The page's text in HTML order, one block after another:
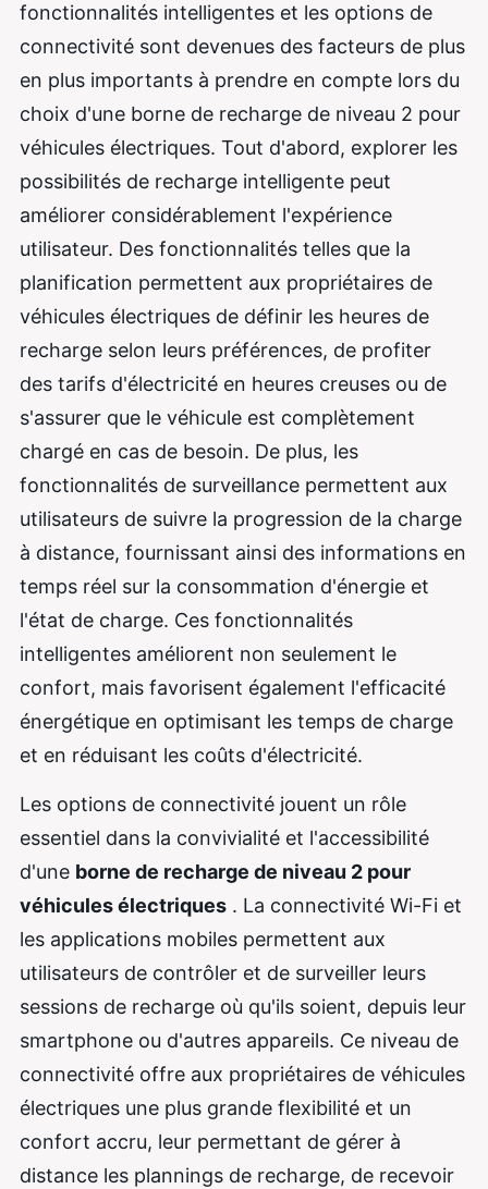
fonctionnalités intelligentes et les options de
connectivité sont devenues des facteurs de plus
en plus importants à prendre en compte lors du
choix d'une borne de recharge de niveau 2 pour
véhicules électriques. Tout d'abord, explorer les
possibilités de recharge intelligente peut
améliorer considérablement l'expérience
utilisateur. Des fonctionnalités telles que la
planification permettent aux propriétaires de
véhicules électriques de définir les heures de
recharge selon leurs préférences, de profiter
des tarifs d'électricité en heures creuses ou de
s'assurer que le véhicule est complètement
chargé en cas de besoin. De plus, les
fonctionnalités de surveillance permettent aux
utilisateurs de suivre la progression de la charge
à distance, fournissant ainsi des informations en
temps réel sur la consommation d'énergie et
l'état de charge. Ces fonctionnalités
intelligentes améliorent non seulement le
confort, mais favorisent également l'efficacité
énergétique en optimisant les temps de charge
et en réduisant les coûts d'électricité.
Les options de connectivité jouent un rôle
essentiel dans la convivialité et l'accessibilité
d'une borne de recharge de niveau 2 pour
véhicules électriques . La connectivité Wi-Fi et
les applications mobiles permettent aux
utilisateurs de contrôler et de surveiller leurs
sessions de recharge où qu'ils soient, depuis leur
smartphone ou d'autres appareils. Ce niveau de
connectivité offre aux propriétaires de véhicules
électriques une plus grande flexibilité et un
confort accru, leur permettant de gérer à
distance les plannings de recharge, de recevoir